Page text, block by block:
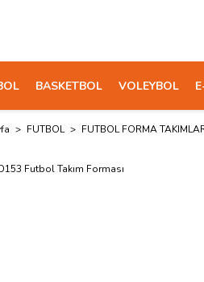
BASKETBOL VOLEYBOL
FUTBOL FUTBOL FORMA